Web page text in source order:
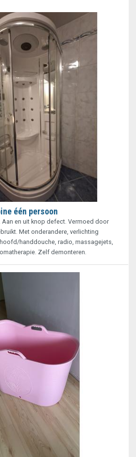
één persoon
en uit knop defect. Vermoed door
Met onderandere, verlichting
handdouche, radio, massagejets,
Zelf demonteren.